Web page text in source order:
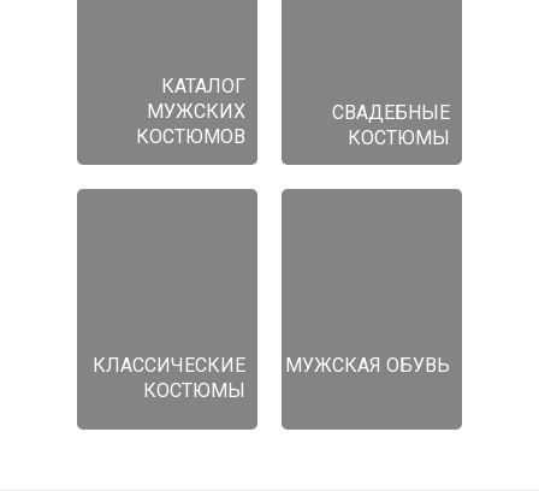
КАТАЛОГ
МУЖСКИХ
КОСТЮМОВ
СВАДЕБНЫЕ
КОСТЮМЫ
КЛАССИЧЕСКИЕ
КОСТЮМЫ
МУЖСКАЯ ОБУВЬ